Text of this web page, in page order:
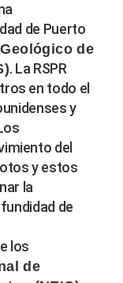
de Puerto
de
. La RSPR
en todo el
y
del
y estos
la
de
los
de